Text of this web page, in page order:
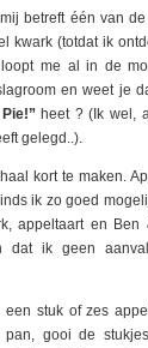
betreft één van
kwark (totdat ik
loopt me al in de
en weet je
heet ? (Ik wel,
gelegd..).
kort te maken.
ik zo goed
appeltaart en Ben
dat ik geen
stuk of zes
gooi de